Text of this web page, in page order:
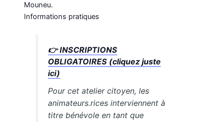
Mouneu.
Informations pratiques
👉INSCRIPTIONS
OBLIGATOIRES (cliquez juste
ici)
Pour cet atelier citoyen, les
animateurs.rices interviennent à
titre bénévole en tant que